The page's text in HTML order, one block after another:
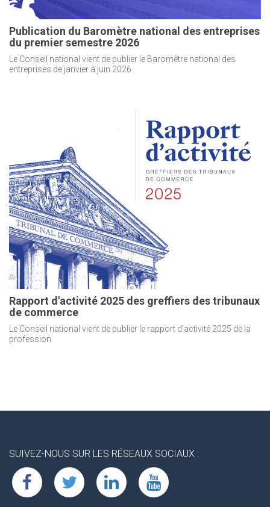
Publication du Baromètre national des entreprises
du premier semestre 2026
Le Conseil national vient de publier le Baromètre national des
entreprises de janvier à juin 2026
Rapport d'activité 2025 des greffiers des tribunaux
de commerce
Le Conseil national vient de publier le rapport d'activité 2025 de la
profession
SUIVEZ-NOUS SUR LES RÉSEAUX SOCIAUX :